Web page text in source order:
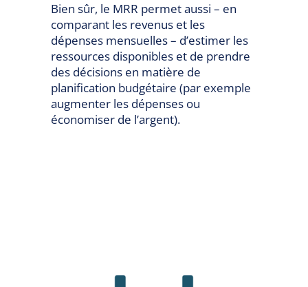
Bien sûr, le MRR permet aussi – en
comparant les revenus et les
dépenses mensuelles – d’estimer les
ressources disponibles et de prendre
des décisions en matière de
planification budgétaire (par exemple
augmenter les dépenses ou
économiser de l’argent).